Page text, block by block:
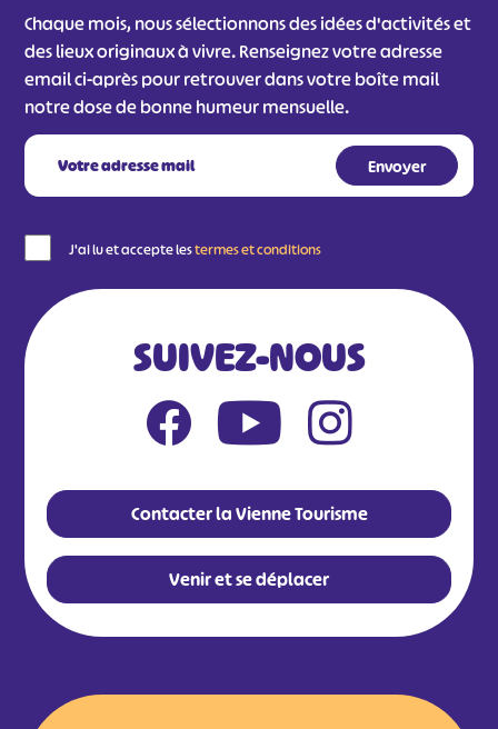
Chaque mois, nous sélectionnons des idées d'activités et
des lieux originaux à vivre. Renseignez votre adresse
email ci-après pour retrouver dans votre boîte mail
notre dose de bonne humeur mensuelle.
J'ai lu et accepte lestermes et conditions
SUIVEZ-NOUS
Contacter la Vienne Tourisme
Venir et se déplacer